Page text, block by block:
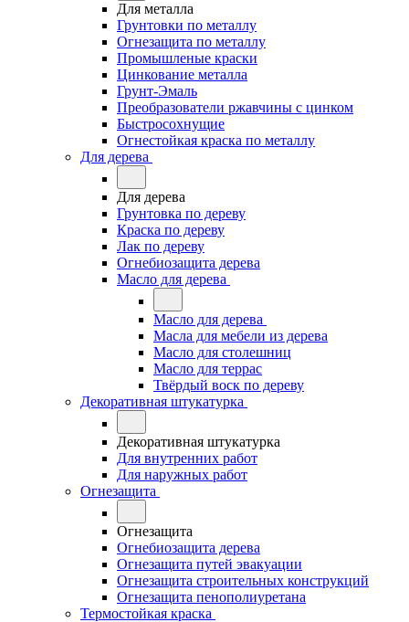
Для металла
Грунтовки по металлу
Огнезащита по металлу
Промышленые краски
Цинкование металла
Грунт-Эмаль
Преобразователи ржавчины с цинком
Быстросохнущие
Огнестойкая краска по металлу
Для дерева
Для дерева
Грунтовка по дереву
Краска по дереву
Лак по дереву
Огнебиозащита дерева
Масло для дерева
Масло для дерева
Масла для мебели из дерева
Масло для столешниц
Масло для террас
Твёрдый воск по дереву
Декоративная штукатурка
Декоративная штукатурка
Для внутренних работ
Для наружных работ
Огнезащита
Огнезащита
Огнебиозащита дерева
Огнезащита путей эвакуации
Огнезащита строительных конструкций
Огнезащита пенополиуретана
Термостойкая краска